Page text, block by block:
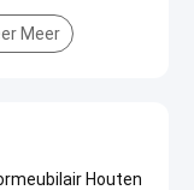
Meer
Houten